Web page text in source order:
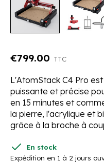
€799.00 TTC
L'AtomStack C4 Pro
puissante et précise
en 15 minutes et
la pierre, l'acrylique et
grâce à la broche à
En stock
Expédition en 1 à 2 jours